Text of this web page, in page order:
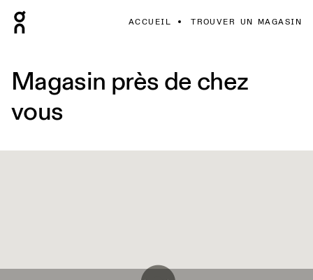
ACCUEIL TROUVER UN MAGASIN
Magasin près de chez
vous